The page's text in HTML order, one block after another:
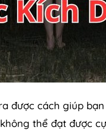
được cách giúp
thể đạt được